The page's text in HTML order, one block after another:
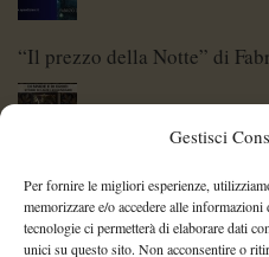
Gestisci
Per fornire le migliori esperienze,
memorizzare e/o accedere alle
tecnologie ci permetterà di elaborare dati
unici su questo sito. Non acconsentire o
“Il prezzo della Notte” di
Di Spade e di Eroi – Storie